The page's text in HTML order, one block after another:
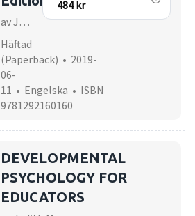
av Jonathan Berk
Häftad
(Paperback) • 2019-
06-
11 • Engelska • ISBN
9781292160160
484 kr
DEVELOPMENTAL
PSYCHOLOGY FOR
EDUCATORS